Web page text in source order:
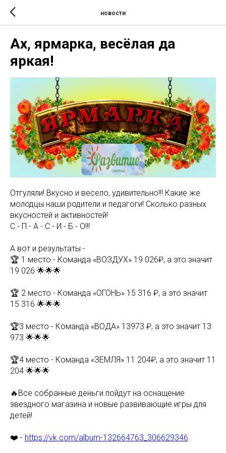
новости
Ах, ярмарка, весëлая да
яркая!
Отгуляли! Вкусно и весело, удивительно!!! Какие же
молодцы наши родители и педагоги! Сколько разных
вкусностей и активностей!
С - П - А - С - И - Б - О!!!
А вот и результаты -
🏆 1 место - Команда «ВОЗДУХ» 19 026₽, а это значит
19 026 🌟🌟🌟
🏆 2 место - Команда «ОГОНЬ» 15 316 ₽, а это значит
15 316 🌟🌟🌟
🏆3 место - Команда «ВОДА» 13973 ₽, а это значит 13
973 🌟🌟🌟
🏆4 место - Команда «ЗЕМЛЯ» 11 204₽, а это значит 11
204 🌟🌟🌟
🔥Все собранные деньги пойдут на оснащение
звездного магазина и новые развивающие игры для
детей!
❤️ - https://vk.com/album-132664763_306629346